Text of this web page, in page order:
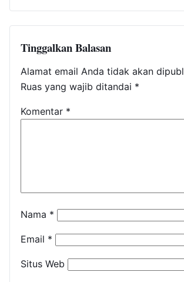
Tinggalkan Balasan
Alamat email Anda tidak akan
Ruas yang wajib ditandai *
Komentar *
Nama *
Email *
Situs Web